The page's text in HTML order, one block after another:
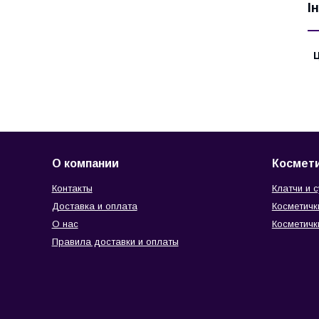
О компании
Контакты
Доставка и оплата
О нас
Правила доставки и оплаты
Клатчи и